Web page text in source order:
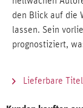
den Blick auf die
lassen. Sein
prognostiziert,
Lieferbare